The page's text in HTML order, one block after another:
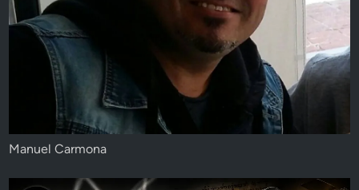
Manuel Carmona